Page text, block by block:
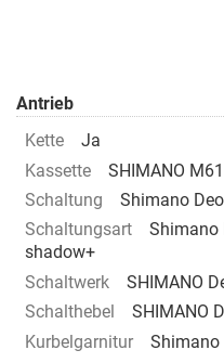
Antrieb
Kette
Ja
Kassette
SHIMANO
Schaltung
Shimano
Schaltungsart
Shimano
shadow+
Schaltwerk
SHIMANO
Schalthebel
SHIMANO
Kurbelgarnitur
Shimano